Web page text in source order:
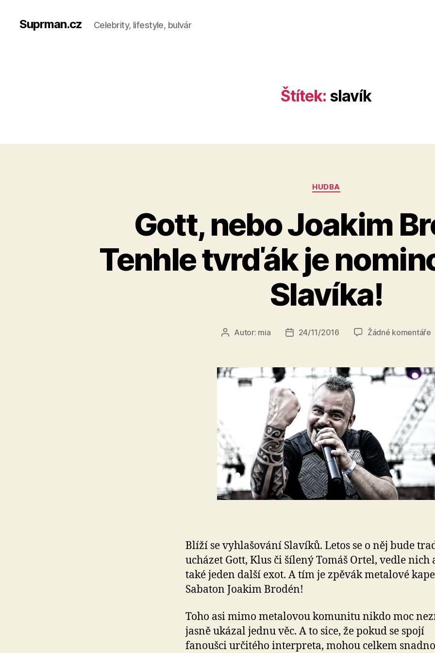
Suprman.cz Celebrity, lifestyle, bulvár
Štítek: slavík
Rubriky
HUDBA
Gott, nebo Joakim
Tenhle tvrďák je
Slavíka!
AutorAutor: mia
Datum
24/11/2016 Žádné komentářeu
je
Blíží se vyhlašování Slavíků. Letos se o něj bude
ucházet Gott, Klus či šílený Tomáš Ortel, vedle nich
také jeden další exot. A tím je zpěvák metalové
Sabaton Joakim Brodén!
Toho asi mimo metalovou komunitu nikdo moc
jasně ukázal jednu věc. A to sice, že pokud se spojí
fanoušci určitého interpreta, mohou celkem snadno